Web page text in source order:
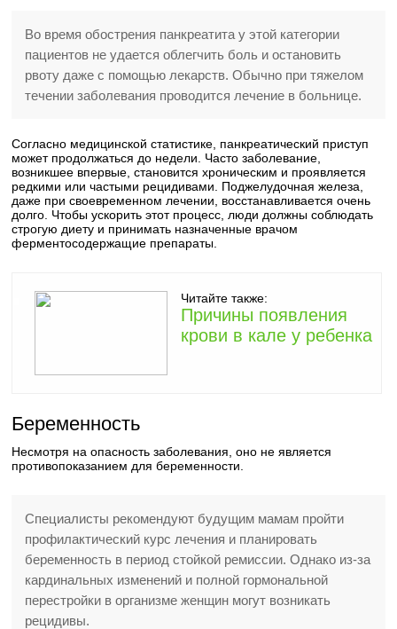
Во время обострения панкреатита у этой категории
пациентов не удается облегчить боль и остановить
рвоту даже с помощью лекарств. Обычно при тяжелом
течении заболевания проводится лечение в больнице.
Согласно медицинской статистике, панкреатический приступ
может продолжаться до недели. Часто заболевание,
возникшее впервые, становится хроническим и проявляется
редкими или частыми рецидивами. Поджелудочная железа,
даже при своевременном лечении, восстанавливается очень
долго. Чтобы ускорить этот процесс, люди должны соблюдать
строгую диету и принимать назначенные врачом
ферментосодержащие препараты.
Читайте также:
Причины появления
крови в кале у ребенка
Беременность
Несмотря на опасность заболевания, оно не является
противопоказанием для беременности.
Специалисты рекомендуют будущим мамам пройти
профилактический курс лечения и планировать
беременность в период стойкой ремиссии. Однако из-за
кардинальных изменений и полной гормональной
перестройки в организме женщин могут возникать
рецидивы.